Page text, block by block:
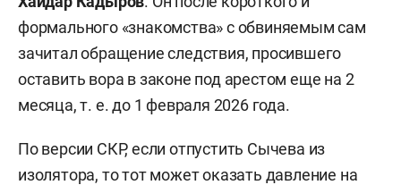
формального «знакомства» с обвиняемым сам
зачитал обращение следствия, просившего
оставить вора в законе под арестом еще на 2
месяца, т. е. до 1 февраля 2026 года.
По версии СКР, если отпустить Сычева из
изолятора, то тот может оказать давление на